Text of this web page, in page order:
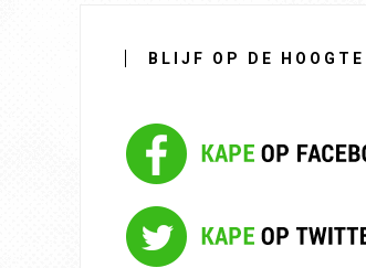
BLIJF OP DE HOOGTE